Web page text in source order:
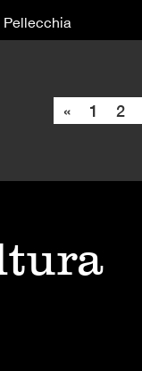
« 1 2